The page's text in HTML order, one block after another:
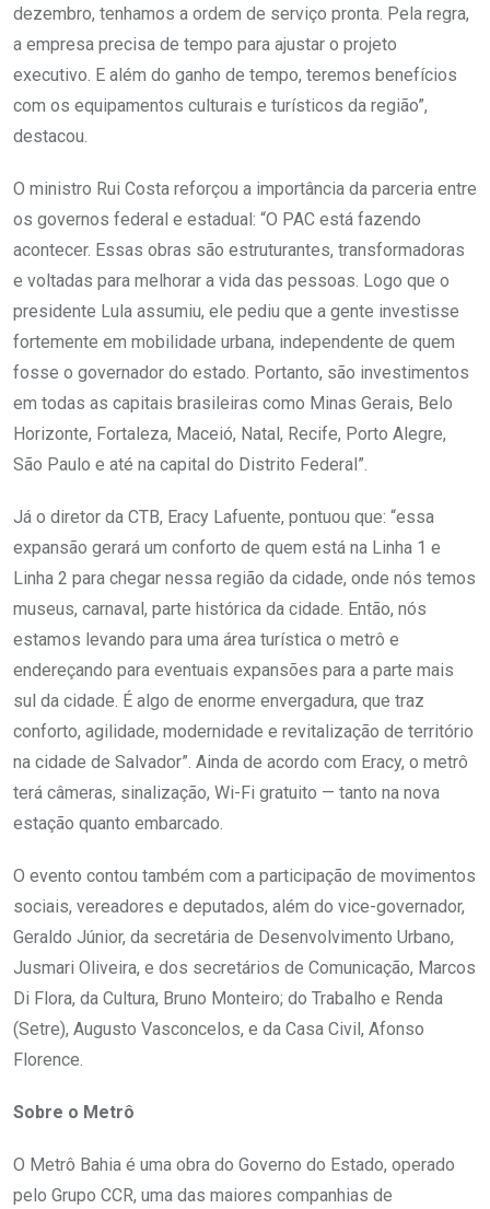
dezembro, tenhamos a ordem de serviço pronta. Pela regra,
a empresa precisa de tempo para ajustar o projeto
executivo. E além do ganho de tempo, teremos benefícios
com os equipamentos culturais e turísticos da região”,
destacou.
O ministro Rui Costa reforçou a importância da parceria entre
os governos federal e estadual: “O PAC está fazendo
acontecer. Essas obras são estruturantes, transformadoras
e voltadas para melhorar a vida das pessoas. Logo que o
presidente Lula assumiu, ele pediu que a gente investisse
fortemente em mobilidade urbana, independente de quem
fosse o governador do estado. Portanto, são investimentos
em todas as capitais brasileiras como Minas Gerais, Belo
Horizonte, Fortaleza, Maceió, Natal, Recife, Porto Alegre,
São Paulo e até na capital do Distrito Federal”.
Já o diretor da CTB, Eracy Lafuente, pontuou que: “essa
expansão gerará um conforto de quem está na Linha 1 e
Linha 2 para chegar nessa região da cidade, onde nós temos
museus, carnaval, parte histórica da cidade. Então, nós
estamos levando para uma área turística o metrô e
endereçando para eventuais expansões para a parte mais
sul da cidade. É algo de enorme envergadura, que traz
conforto, agilidade, modernidade e revitalização de território
na cidade de Salvador”. Ainda de acordo com Eracy, o metrô
terá câmeras, sinalização, Wi-Fi gratuito — tanto na nova
estação quanto embarcado.
O evento contou também com a participação de movimentos
sociais, vereadores e deputados, além do vice-governador,
Geraldo Júnior, da secretária de Desenvolvimento Urbano,
Jusmari Oliveira, e dos secretários de Comunicação, Marcos
Di Flora, da Cultura, Bruno Monteiro; do Trabalho e Renda
(Setre), Augusto Vasconcelos, e da Casa Civil, Afonso
Florence.
Sobre o Metrô
O Metrô Bahia é uma obra do Governo do Estado, operado
pelo Grupo CCR, uma das maiores companhias de